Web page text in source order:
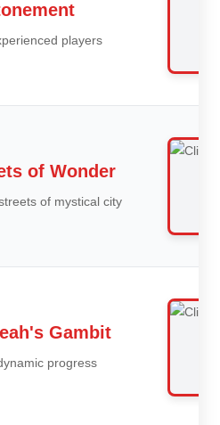
players
of Wonder
of mystical city
Gambit
progress